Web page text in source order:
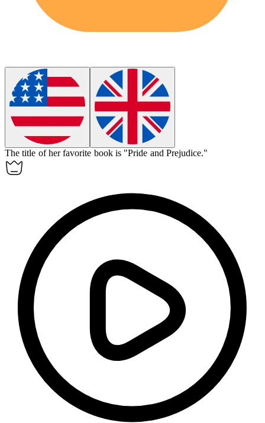
Thetitle of her favorite book is "Pride and Prejudice."